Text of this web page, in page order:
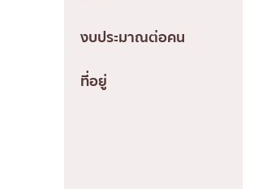
งบประมาณต่อคน
ที่อยู่